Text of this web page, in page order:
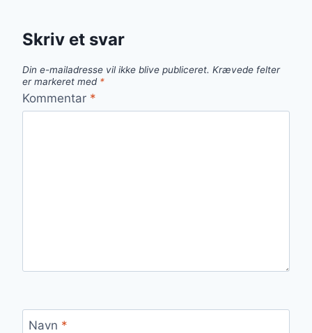
Skriv et svar
Din e-mailadresse vil ikke blive publiceret. Krævede felter
er markeret med *
Kommentar *
Navn *